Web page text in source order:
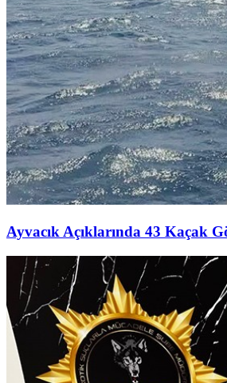
Ayvacık Açıklarında 43 Kaçak